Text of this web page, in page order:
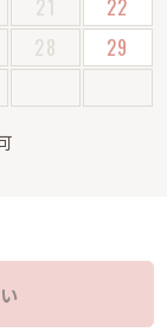
21
22
28
29